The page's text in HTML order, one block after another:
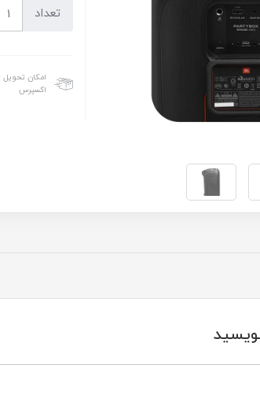
تعداد
امکان تحویل
اکسپرس